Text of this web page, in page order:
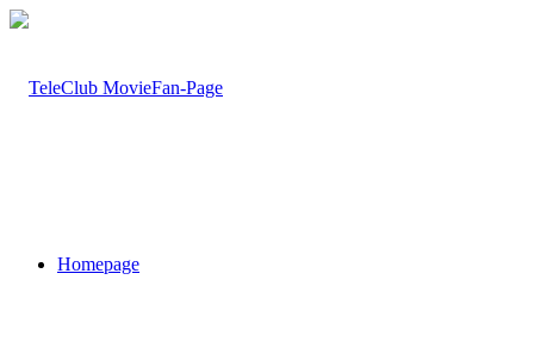
Homepage